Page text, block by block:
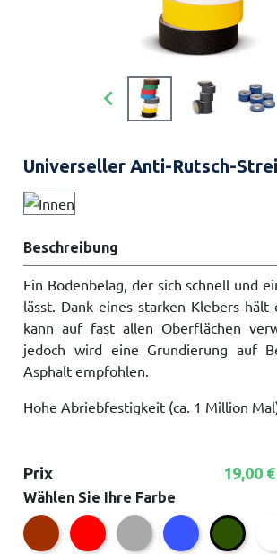

Universeller Anti-Rutsch-
Beschreibung
Ein Bodenbelag, der sich schnell und
lässt. Dank eines starken Klebers hält
kann auf fast allen Oberflächen
jedoch wird eine Grundierung auf
Asphalt empfohlen.
Hohe Abriebfestigkeit (ca. 1 Million
Prix 19,00
Wählen Sie Ihre Farbe
Braun Rot Grau Blau Grün